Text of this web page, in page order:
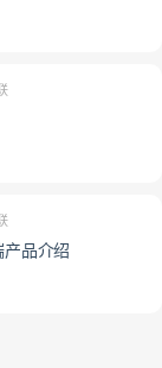
产品介绍